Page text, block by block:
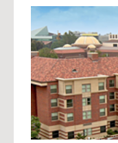
N
E
R
A
C
T
I
V
E
G
o
t
o
H
o
u
i
n